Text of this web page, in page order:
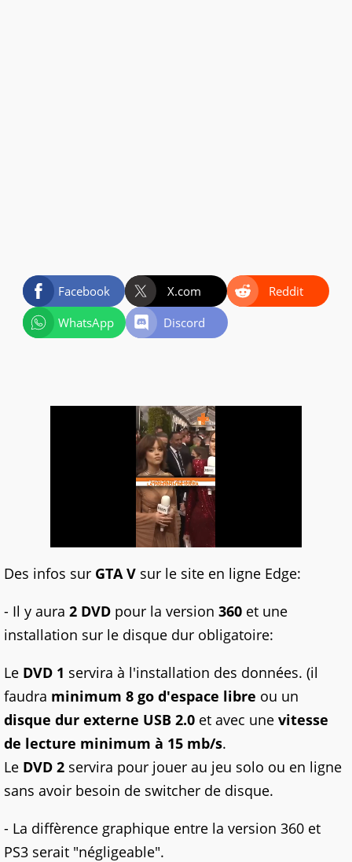
Facebook X.com
Reddit
WhatsApp
Discord
Des infos sur GTA V sur le site en ligne Edge:
- Il y aura 2 DVD pour la version 360 et une
installation sur le disque dur obligatoire:
Le DVD 1 servira à l'installation des données. (il
faudra minimum 8 go d'espace libre ou un
disque dur externe USB 2.0 et avec une vitesse
de lecture minimum à 15 mb/s.
Le DVD 2 servira pour jouer au jeu solo ou en ligne
sans avoir besoin de switcher de disque.
- La diffèrence graphique entre la version 360 et
PS3 serait "négligeable".